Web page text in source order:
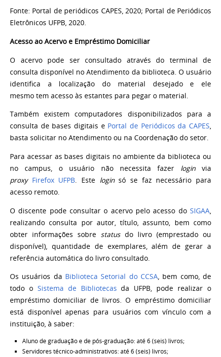
Fonte: Portal de periódicos CAPES, 2020; Portal de Periódicos
Eletrônicos UFPB, 2020.
Acesso ao Acervo e Empréstimo Domiciliar
O acervo pode ser consultado através do terminal de
consulta disponível no Atendimento da biblioteca. O usuário
identifica a localização do material desejado e ele
mesmo tem acesso às estantes para pegar o material.
Também existem computadores disponibilizados para a
consulta de bases digitais e Portal de Periódicos da CAPES,
basta solicitar no Atendimento ou na Coordenação do setor.
Para acessar as bases digitais no ambiente da biblioteca ou
no campus, o usuário não necessita fazer loginvia
proxy Firefox UFPB. Este loginsó se faz necessário para
acesso remoto.
O discente pode consultar o acervo pelo acesso do SIGAA,
realizando consulta por autor, título, assunto, bem como
obter informações sobre statusdo livro (emprestado ou
disponível), quantidade de exemplares, além de gerar a
referência automática do livro consultado.
Os usuários da Biblioteca Setorial do CCSA, bem como, de
todo o Sistema de Bibliotecas da UFPB, pode realizar o
empréstimo domiciliar de livros. O empréstimo domiciliar
está disponível apenas para usuários com vínculo com a
instituição, à saber:
Aluno de graduação e de pós-graduação: até 6 (seis) livros;
Servidores técnico-administrativos: até 6 (seis) livros;